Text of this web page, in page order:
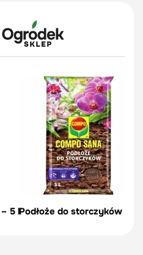
– 5 lPodłoże do storczyków -